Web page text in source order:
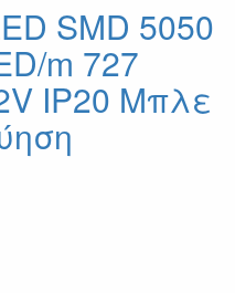
SMD 5050
m 727
IP20 Μπλε